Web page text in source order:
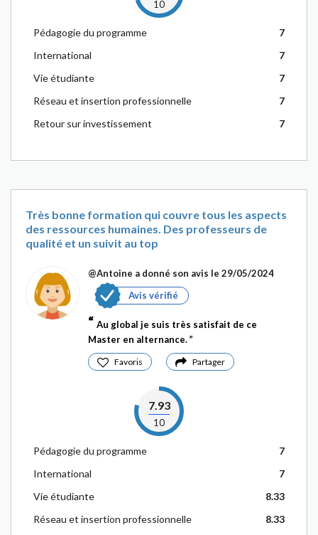
10
Pédagogie du programme
7
International
7
Vie étudiante
7
Réseau et insertion professionnelle
7
Retour sur investissement
7
Très bonne formation qui couvre tous les aspects
des ressources humaines. Des professeurs de
qualité et un suivit au top
@Antoine a donné son avis le 29/05/2024
Avis vérifié
Au global je suis très satisfait de ce
Master en alternance.
Favoris Partager
7.93
10
Pédagogie du programme
7
International
7
Vie étudiante
8.33
Réseau et insertion professionnelle
8.33